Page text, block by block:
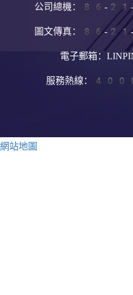
公司總機：
圖文傳真：
電子郵箱：
服務熱線：
網站地圖